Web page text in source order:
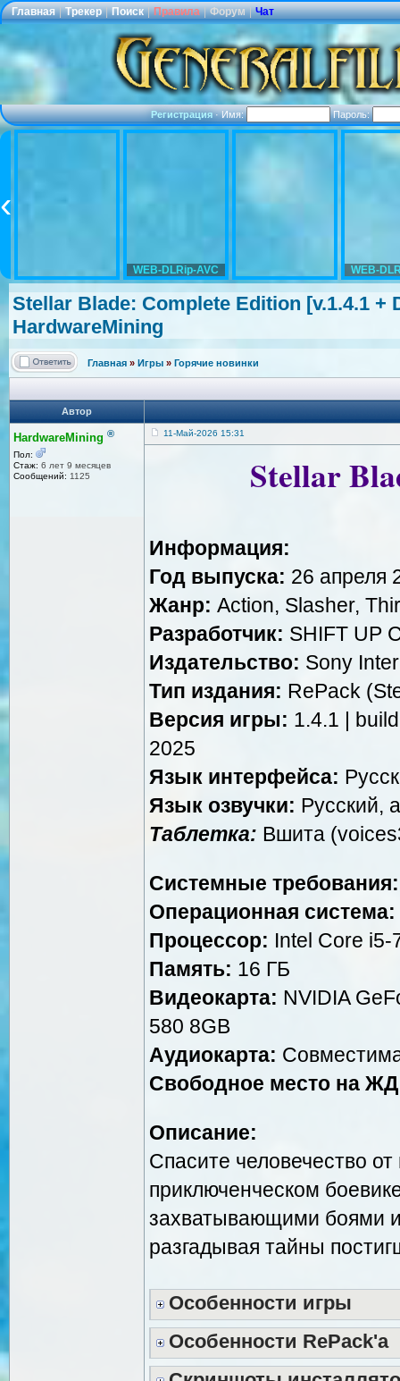
Главная | Трекер | Поиск | Правила | Форум | Чат
Регистрация·Имя: Пароль:
WEB-DLRip-AVC WEB-
Stellar Blade: Complete Edition [v.1.4.1 +
HardwareMining
Главная » Игры » Горячие новинки
Автор
HardwareMining ®
Пол:
Стаж: 6 лет 9 месяцев
Сообщений: 1125
11-Май-2026 15:31
Stellar
Информация:
Год выпуска: 26 апреля
Жанр: Action, Slasher,
Разработчик: SHIFT UP
Издательство: Sony
Тип издания: RePack
Версия игры: 1.4.1 |
2025
Язык интерфейса:
Язык озвучки: Русский,
Таблетка: Вшита
Системные требования:
Операционная система:
Процессор: Intel Core i5-
Память: 16 ГБ
Видеокарта: NVIDIA
580 8GB
Аудиокарта:
Свободное место на
Описание:
Спасите человечество
приключенческом
захватывающими боями
разгадывая тайны
Особенности игры
Особенности RePack'a